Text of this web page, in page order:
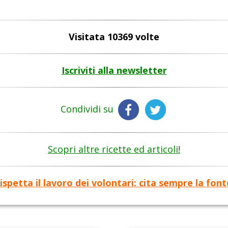
Visitata 10369 volte
Iscriviti alla newsletter
Condividi su
Scopri altre ricette ed articoli!
il lavoro dei volontari: cita sempre la